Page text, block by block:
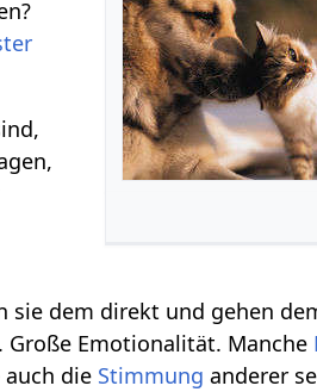
sie dem direkt und gehen
Emotionalität. Manche
die Stimmung anderer